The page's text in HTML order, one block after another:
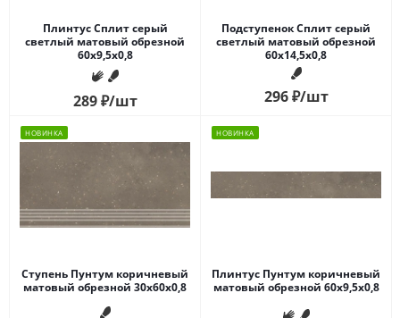
Плинтус Сплит серый
светлый матовый обрезной
60x9,5x0,8
289₽/шт
Подступенок Сплит серый
светлый матовый обрезной
60x14,5x0,8
296₽/шт
НОВИНКА
Ступень Пунтум коричневый
матовый обрезной 30x60x0,8
НОВИНКА
Плинтус Пунтум коричневый
матовый обрезной 60x9,5x0,8